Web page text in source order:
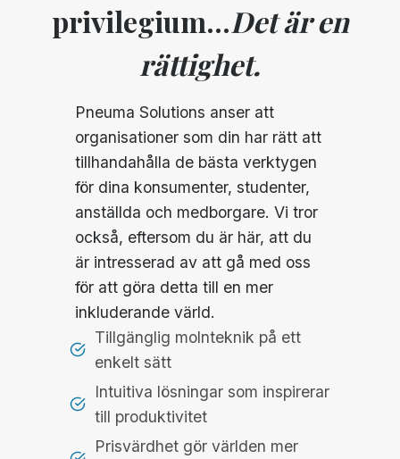
privilegium...Det är en
rättighet.
Pneuma Solutions anser att
organisationer som din har rätt att
tillhandahålla de bästa verktygen
för dina konsumenter, studenter,
anställda och medborgare. Vi tror
också, eftersom du är här, att du
är intresserad av att gå med oss
för att göra detta till en mer
inkluderande värld.
Tillgänglig molnteknik på ett
enkelt sätt
Intuitiva lösningar som inspirerar
till produktivitet
Prisvärdhet gör världen mer